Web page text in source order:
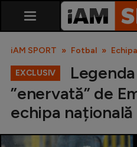
iAM SPORT Fotbal
EXCLUSIV
”enervată” de
echipa națională